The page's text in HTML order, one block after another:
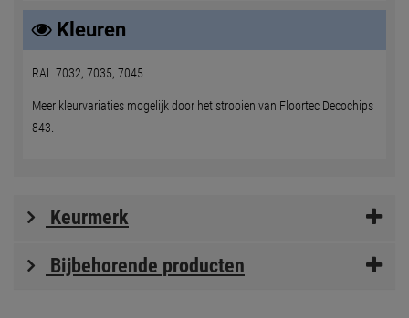
Kleuren
RAL 7032, 7035, 7045
Meer kleurvariaties mogelijk door het strooien van Floortec Decochips
843.
Keurmerk
Bijbehorende producten